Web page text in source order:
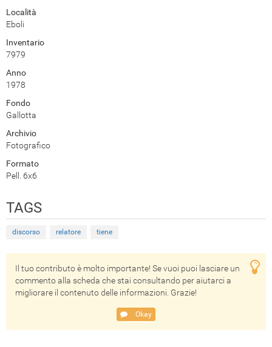
Località
Eboli
Inventario
7979
Anno
1978
Fondo
Gallotta
Archivio
Fotografico
Formato
Pell. 6x6
TAGS
discorso relatore tiene
Il tuo contributo è molto importante! Se vuoi puoi lasciare un
commento alla scheda che stai consultando per aiutarci a
migliorare il contenuto delle informazioni. Grazie!
Okay